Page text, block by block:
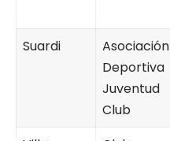
Suardi
Asociación
Deportiva
Juventud
Club